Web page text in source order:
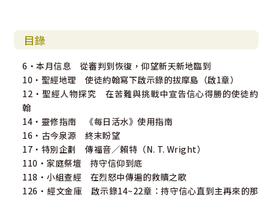
目錄
6・本月信息 從審判到恢復，仰望新天新地臨到
10・聖經地理 使徒約翰寫下啟示錄的拔摩島（啟1章）
12・聖經人物探究 在苦難與挑戰中宣告信心得勝的使徒約
翰
14・靈修指南 《每日活水》使用指南
16・古今泉源 終末盼望
17・特別企劃 傳福音／賴特（N. T. Wright）
110・家庭祭壇 持守信仰到底
118・小組查經 在烈怒中傳遍的救贖之歌
126・經文金庫 啟示錄14~22章：持守信心直到主再來的那